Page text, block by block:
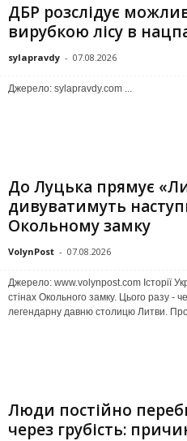
ДБР розслідує
вирубкою лісу в
sylapravdy - 07.08.2026
Джерело: sylapravdy.com ...
До Луцька прямує
дивуватимуть
Окольному замку
VolynPost - 07.08.2026
Джерело: www.volynpost.com Історії
стінах Окольного замку. Цього разу -
легендарну давню столицю Литви.
Люди постійно
через грубість: